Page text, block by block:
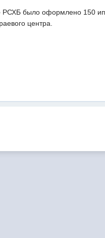
было оформлено 150
центра.